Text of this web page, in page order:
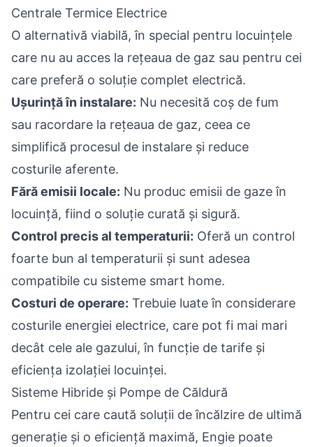
Centrale Termice Electrice
O alternativă viabilă, în special pentru locuințele
care nu au acces la rețeaua de gaz sau pentru cei
care preferă o soluție complet electrică.
Ușurință în instalare: Nu necesită coș de fum
sau racordare la rețeaua de gaz, ceea ce
simplifică procesul de instalare și reduce
costurile aferente.
Fără emisii locale: Nu produc emisii de gaze în
locuință, fiind o soluție curată și sigură.
Control precis al temperaturii: Oferă un control
foarte bun al temperaturii și sunt adesea
compatibile cu sisteme smart home.
Costuri de operare: Trebuie luate în considerare
costurile energiei electrice, care pot fi mai mari
decât cele ale gazului, în funcție de tarife și
eficiența izolației locuinței.
Sisteme Hibride și Pompe de Căldură
Pentru cei care caută soluții de încălzire de ultimă
generație și o eficiență maximă, Engie poate